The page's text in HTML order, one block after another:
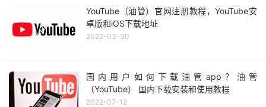
YouTube（油管）官网注册教程，YouTube安
卓版和iOS下载地址
2022-03-30
国内用户如何下载油管app？油管
（YouTube） 国内下载安装和使用教程
2022-07-12